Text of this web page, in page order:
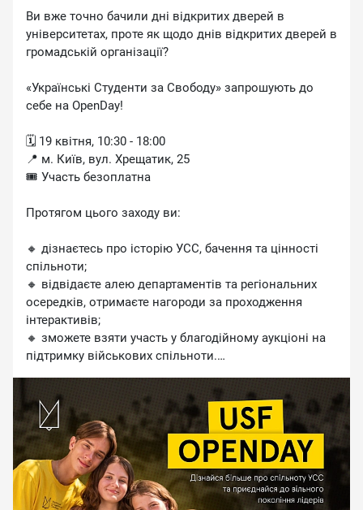
Ви вже точно бачили дні відкритих дверей в
університетах, проте як щодо днів відкритих дверей в
громадській організації?
«Українські Студенти за Свободу» запрошують до
себе на OpenDay!
🗓 19 квітня, 10:30 - 18:00
📍 м. Київ, вул. Хрещатик, 25
🎟 Участь безоплатна
Протягом цього заходу ви:
🔸 дізнаєтесь про історію УСС, бачення та цінності
спільноти;
🔸 відвідаєте алею департаментів та регіональних
осередків, отримаєте нагороди за проходження
інтерактивів;
🔸 зможете взяти участь у благодійному аукціоні на
підтримку військових спільноти.
👉🏻 Реєстрація на подію обов\'язкова за посиланням:
https://lu.ma/6filxk1n
💬 Якщо маєте питання щодо події, пишіть
@studfreedom_info
#рекомендація_ЦіниДержави